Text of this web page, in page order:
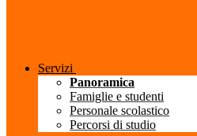
Servizi
Panoramica
Famiglie e studenti
Personale scolastico
Percorsi di studio